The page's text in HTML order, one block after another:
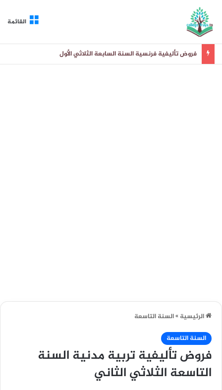
القائمة
فروض تأليفية فرنسية السنة السابعة الثلاثي الأول
الرئيسية»السنة التاسعة
السنة التاسعة
فروض تأليفية تربية مدنية السنة
التاسعة الثلاثي الثاني